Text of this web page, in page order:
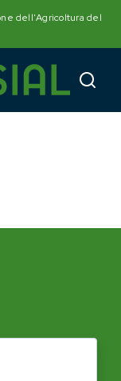
dell'Agricoltura del